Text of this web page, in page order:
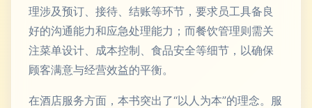
理涉及预订、接待、结账等环节，要求员工具备良
好的沟通能力和应急处理能力；而餐饮管理则需关
注菜单设计、成本控制、食品安全等细节，以确保
顾客满意与经营效益的平衡。
在酒店服务方面，本书突出了“以人为本”的理念。服